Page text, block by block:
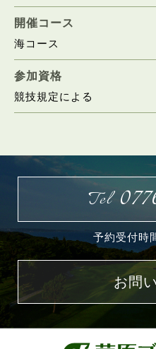
交通アクセス
開催コース
海コース
参加資格
競技規定による
Tel
予約受付時
お問